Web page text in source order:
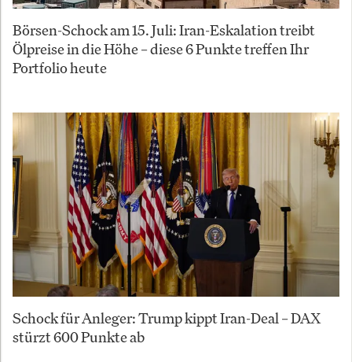
Börsen-Schock am 15. Juli: Iran-Eskalation treibt
Ölpreise in die Höhe – diese 6 Punkte treffen Ihr
Portfolio heute
Schock für Anleger: Trump kippt Iran-Deal – DAX
stürzt 600 Punkte ab